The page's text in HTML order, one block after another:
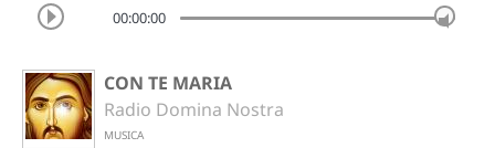
00:00:00
CON TE MARIA
Radio Domina Nostra
MUSICA